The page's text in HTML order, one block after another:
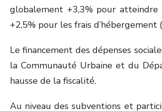
globalement +3,3% pour atteindre
+2,5% pour les frais d’hébergement
Le financement des dépenses
la Communauté Urbaine et du
hausse de la fiscalité.
Au niveau des subventions et